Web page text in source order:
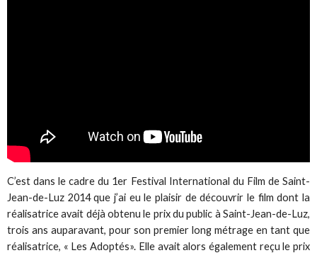
C’est dans le cadre du 1er Festival International du Film de Saint-
Jean-de-Luz 2014 que j’ai eu le plaisir de découvrir le film dont la
réalisatrice avait déjà obtenu le prix du public à Saint-Jean-de-Luz,
trois ans auparavant, pour son premier long métrage en tant que
réalisatrice, « Les Adoptés». Elle avait alors également reçu le prix